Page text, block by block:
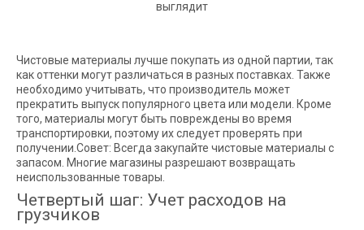
Чистовые материалы лучше покупать из одной партии, так
как оттенки могут различаться в разных поставках. Также
необходимо учитывать, что производитель может
прекратить выпуск популярного цвета или модели. Кроме
того, материалы могут быть повреждены во время
транспортировки, поэтому их следует проверять при
получении.Совет: Всегда закупайте чистовые материалы с
запасом. Многие магазины разрешают возвращать
неиспользованные товары.
Четвертый шаг: Учет расходов на
грузчиков